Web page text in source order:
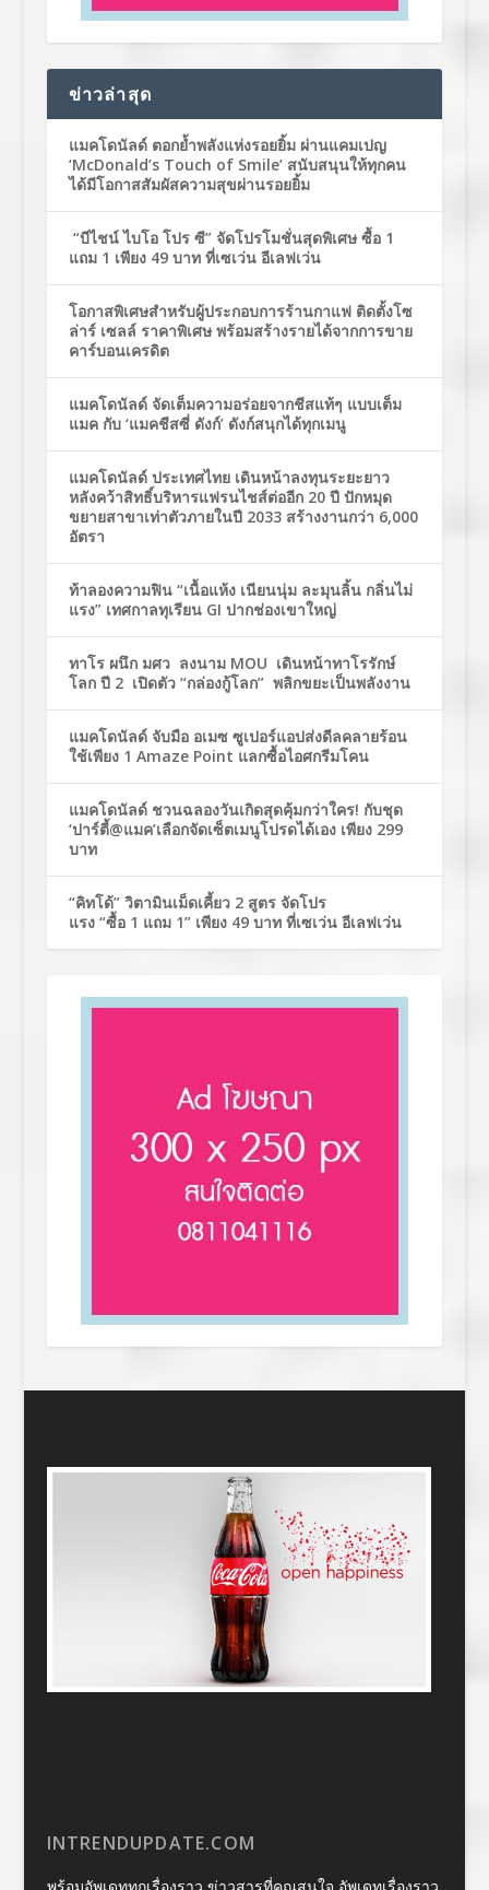
ข่าวล่าสุด
แมคโดนัลด์ ตอกย้ำพลังแห่งรอยยิ้ม ผ่านแคมเปญ
‘McDonald’s Touch of Smile’ สนับสนุนให้ทุกคน
ได้มีโอกาสสัมผัสความสุขผ่านรอยยิ้ม
“บีไชน์ ไบโอ โปร ซี” จัดโปรโมชั่นสุดพิเศษ ซื้อ 1
แถม 1 เพียง 49 บาท ที่เซเว่น อีเลฟเว่น
โอกาสพิเศษสำหรับผู้ประกอบการร้านกาแฟ ติดตั้งโซ
ล่าร์ เซลล์ ราคาพิเศษ พร้อมสร้างรายได้จากการขาย
คาร์บอนเครดิต
แมคโดนัลด์ จัดเต็มความอร่อยจากชีสแท้ๆ แบบเต็ม
แมค กับ ‘แมคชีสซี่ ดังก์’ ดังก์สนุกได้ทุกเมนู
แมคโดนัลด์ ประเทศไทย เดินหน้าลงทุนระยะยาว
หลังคว้าสิทธิ์บริหารแฟรนไชส์ต่ออีก 20 ปี ปักหมุด
ขยายสาขาเท่าตัวภายในปี 2033 สร้างงานกว่า 6,000
อัตรา
ท้าลองความฟิน “เนื้อแห้ง เนียนนุ่ม ละมุนลิ้น กลิ่นไม่
แรง” เทศกาลทุเรียน GI ปากช่องเขาใหญ่
ทาโร ผนึก มศว ลงนาม MOU เดินหน้าทาโรรักษ์
โลก ปี 2 เปิดตัว “กล่องกู้โลก” พลิกขยะเป็นพลังงาน
แมคโดนัลด์ จับมือ อเมซ ซูเปอร์แอปส่งดีลคลายร้อน
ใช้เพียง 1 Amaze Point แลกซื้อไอศกรีมโคน
แมคโดนัลด์ ชวนฉลองวันเกิดสุดคุ้มกว่าใคร! กับชุด
‘ปาร์ตี้@แมค’เลือกจัดเซ็ตเมนูโปรดได้เอง เพียง 299
บาท
“คิทโด้” วิตามินเม็ดเคี้ยว 2 สูตร จัดโปร
แรง “ซื้อ 1 แถม 1” เพียง 49 บาท ที่เซเว่น อีเลฟเว่น
INTRENDUPDATE.COM